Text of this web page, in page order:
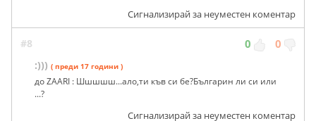
Сигнализирай за неуместен коментар
#8 0 0
:))) ( преди 17 години )
до ZAARI : Шшшшш...ало,ти къв си бе?Българин ли си или
...?
Сигнализирай за неуместен коментар